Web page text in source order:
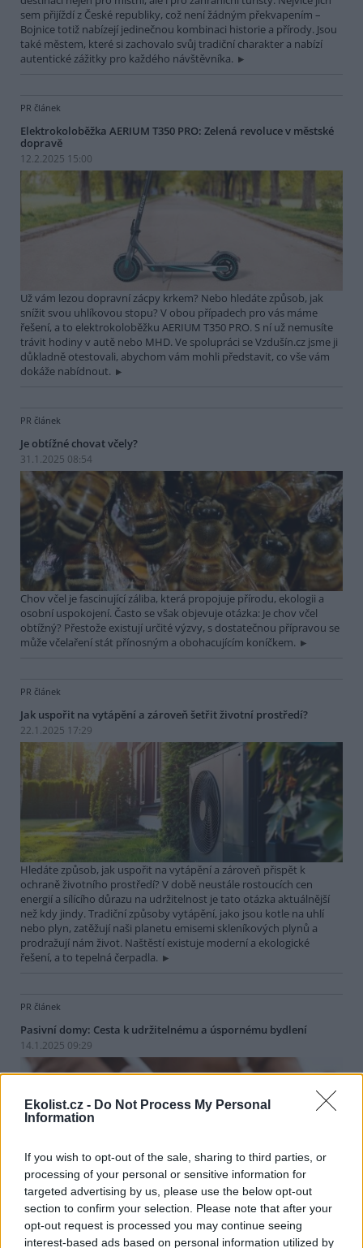
Ekolist.cz - Do Not Process My Personal
Information
If you wish to opt-out of the sale, sharing to third parties, or
processing of your personal or sensitive information for
targeted advertising by us, please use the below opt-out
section to confirm your selection. Please note that after your
opt-out request is processed you may continue seeing
interest-based ads based on personal information utilized by
sem přijíždí z České republiky, což není žádným překvapením –
Bojnice totiž nabízejí jedinečnou kombinaci historie a přírody. Jsou
také městem, které si zachovalo svůj tradiční charakter a nabízí
autentické zážitky pro každého návštěvníka.
PR článek
Elektrokoloběžka AERIUM T350 PRO: Zelená revoluce v městské
dopravě
12.2.2025 15:00
Už vám lezou dopravní zácpy krkem? Nebo hledáte způsob, jak
snížit svou uhlíkovou stopu? V obou případech pro vás máme
řešení, a to elektrokoloběžku AERIUM T350 PRO. S ní už nemusíte
trávit hodiny v autě nebo MHD. Ve spolupráci se Vzdušín.cz jsme ji
důkladně otestovali, abychom vám mohli představit, co vše vám
dokáže nabídnout.
PR článek
Je obtížné chovat včely?
31.1.2025 08:54
Chov včel je fascinující záliba, která propojuje přírodu, ekologii a
osobní uspokojení. Často se však objevuje otázka: Je chov včel
obtížný? Přestože existují určité výzvy, s dostatečnou přípravou se
může včelaření stát přínosným a obohacujícím koníčkem.
PR článek
Jak uspořit na vytápění a zároveň šetřit životní prostředí?
22.1.2025 17:29
Hledáte způsob, jak uspořit na vytápění a zároveň přispět k
ochraně životního prostředí? V době neustále rostoucích cen
energií a sílícího důrazu na udržitelnost je tato otázka aktuálnější
než kdy jindy. Tradiční způsoby vytápění, jako jsou kotle na uhlí
nebo plyn, zatěžují naši planetu emisemi skleníkových plynů a
prodražují nám život. Naštěstí existuje moderní a ekologické
řešení, a to tepelná čerpadla.
PR článek
Pasivní domy: Cesta k udržitelnému a úspornému bydlení
14.1.2025 09:29
Pasivní domy jsou moderním trendem ve stavebnictví, který
kombinuje nízkoenergetické technologie, ekologická řešení a
vysoký komfort bydlení. Tento koncept vznikl v 90. letech v
Německu a rychle se rozšířil po celém světě. Pasivní domy nabízejí
úsporu nákladů na energie a příspěvek k ochraně životního